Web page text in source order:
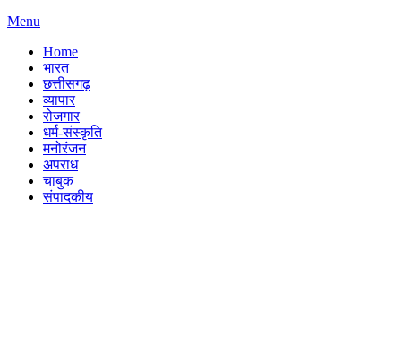
Menu
Home
भारत
छत्तीसगढ़
व्यापार
रोजगार
धर्म-संस्कृति
मनोरंजन
अपराध
चाबुक
संपादकीय